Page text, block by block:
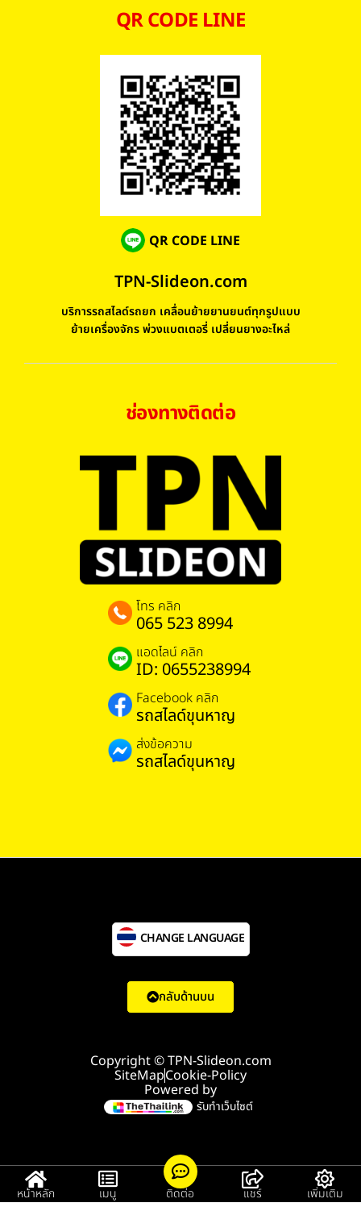
QR CODE LINE
QR CODE LINE
TPN-Slideon.com
บริการรถสไลด์รถยก เคลื่อนย้ายยานยนต์ทุกรูปแบบ
ย้ายเครื่องจักร พ่วงแบตเตอรี่ เปลี่ยนยางอะไหล่
ช่องทางติดต่อ
โทร คลิก
065 523 8994
แอดไลน์ คลิก
ID: 0655238994
Facebook คลิก
รถสไลด์ขุนหาญ
ส่งข้อความ
รถสไลด์ขุนหาญ
Copyright © TPN-Slideon.com
SiteMapCookie-Policy
Powered by
รับทำเว็บไซต์
CHANGE LANGUAGE
กลับด้านบน
หน้าหลัก เมนู ติดต่อ แชร์ เพิ่มเติม